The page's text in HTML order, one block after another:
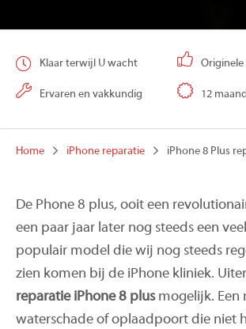
Klaar terwijl U wacht
Ervaren en vakkundig 12
Home iPhone reparatie iPhone 8 Plus
De Phone 8 plus, ooit een
een paar jaar later nog steeds een
populair model die wij nog steeds
zien komen bij de iPhone kliniek.
reparatie iPhone 8 plus mogelijk. Een
waterschade of oplaadpoort die niet